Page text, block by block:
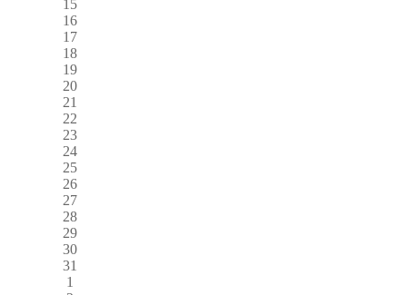
15
16
17
18
19
20
21
22
23
24
25
26
27
28
29
30
31
1